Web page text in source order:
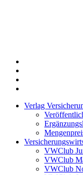
Verlag
VWClub
VWClub
VWClub